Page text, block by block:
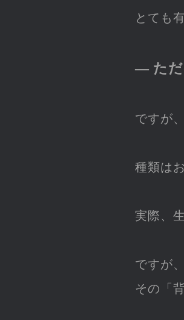
とても
― た
ですが
種類は
実際、
ですが
その「